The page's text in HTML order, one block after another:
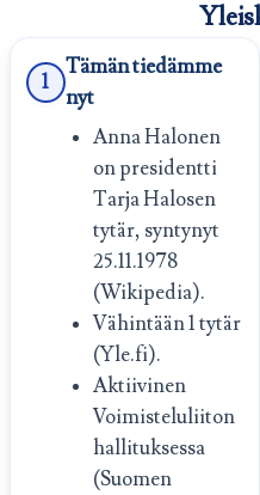
1
Tämän tiedämme
nyt
Anna Halonen
on presidentti
Tarja Halosen
tytär, syntynyt
25.11.1978
(Wikipedia).
Vähintään 1 tytär
(Yle.fi).
Aktiivinen
Voimisteluliiton
hallituksessa
(Suomen